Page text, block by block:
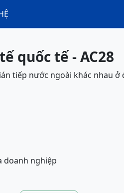
quốc tế - AC28
tiếp nước ngoài khác nhau ở
doanh nghiệp